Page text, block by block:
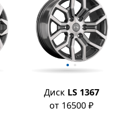
Диск LS 1367
от 16500 ₽